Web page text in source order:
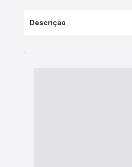
Descrição